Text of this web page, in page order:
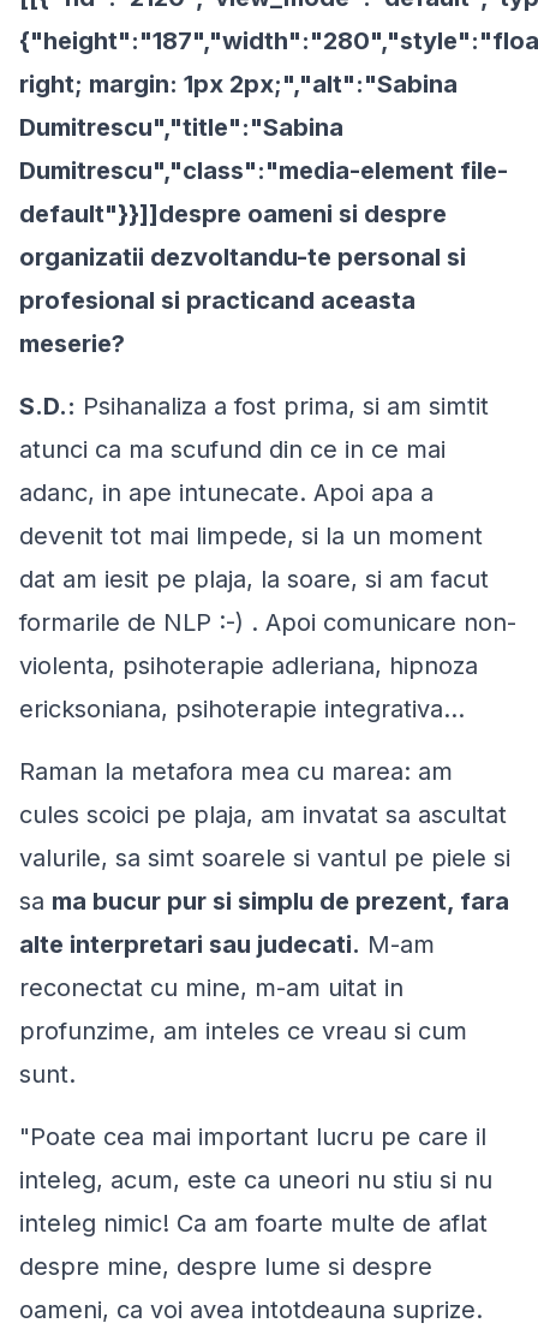
right; margin: 1px 2px;","alt":"Sabina
Dumitrescu","title":"Sabina
Dumitrescu","class":"media-element file-
default"}}]]despre oameni si despre
organizatii dezvoltandu-te personal si
profesional si practicand aceasta
meserie?
S.D.: Psihanaliza a fost prima, si am simtit
atunci ca ma scufund din ce in ce mai
adanc, in ape intunecate. Apoi apa a
devenit tot mai limpede, si la un moment
dat am iesit pe plaja, la soare, si am facut
formarile de NLP :-) . Apoi comunicare non-
violenta, psihoterapie adleriana, hipnoza
ericksoniana, psihoterapie integrativa...
Raman la metafora mea cu marea: am
cules scoici pe plaja, am invatat sa ascultat
valurile, sa simt soarele si vantul pe piele si
sa ma bucur pur si simplu de prezent, fara
alte interpretari sau judecati. M-am
reconectat cu mine, m-am uitat in
profunzime, am inteles ce vreau si cum
sunt.
"Poate cea mai important lucru pe care il
inteleg, acum, este ca uneori nu stiu si nu
inteleg nimic! Ca am foarte multe de aflat
despre mine, despre lume si despre
oameni, ca voi avea intotdeauna suprize.